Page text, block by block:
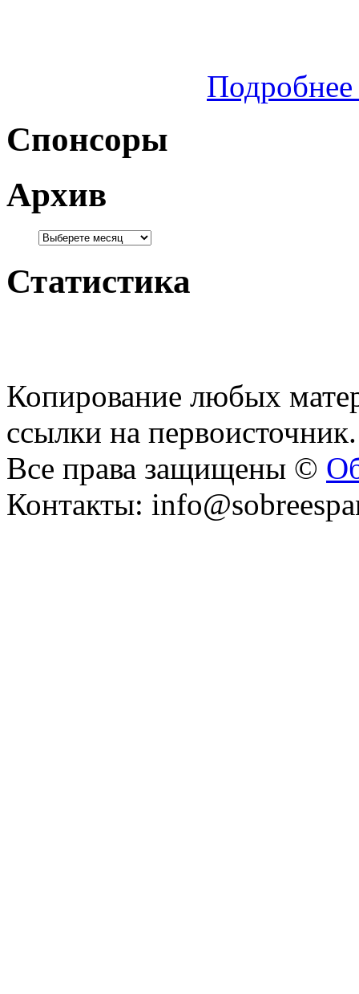
Спонсоры
Архив
Статистика
Копирование любых
ссылки на первоисточник.
Все права защищены ©
Контакты: